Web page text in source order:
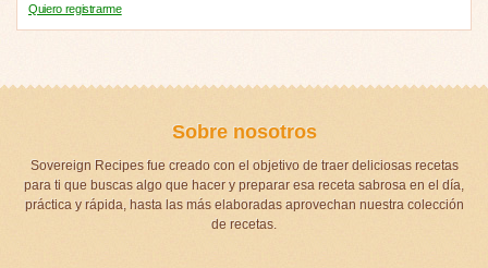
Quiero registrarme
Sobre nosotros
Sovereign Recipes fue creado con el objetivo de traer deliciosas recetas
para ti que buscas algo que hacer y preparar esa receta sabrosa en el día,
práctica y rápida, hasta las más elaboradas aprovechan nuestra colección
de recetas.